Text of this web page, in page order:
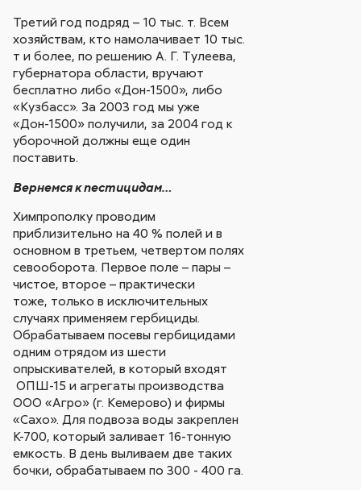
Третий год подряд – 10 тыс. т. Всем
хозяйствам, кто намолачивает 10 тыс.
т и более, по решению А. Г. Тулеева,
губернатора области, вручают
бесплатно либо «Дон-1500», либо
«Кузбасс». За 2003 год мы уже
«Дон-1500» получили, за 2004 год к
уборочной должны еще один
поставить.
Вернемся к пестицидам…
Химпрополку проводим
приблизительно на 40 % полей и в
основном в третьем, четвертом полях
севооборота. Первое поле – пары –
чистое, второе – практически
тоже, только в исключительных
случаях применяем гербициды.
Обрабатываем посевы гербицидами
одним отрядом из шести
опрыскивателей, в который входят
ОПШ-15 и агрегаты производства
ООО «Агро» (г. Кемерово) и фирмы
«Сахо». Для подвоза воды закреплен
К-700, который заливает 16-тонную
емкость. В день выливаем две таких
бочки, обрабатываем по 300 - 400 га.